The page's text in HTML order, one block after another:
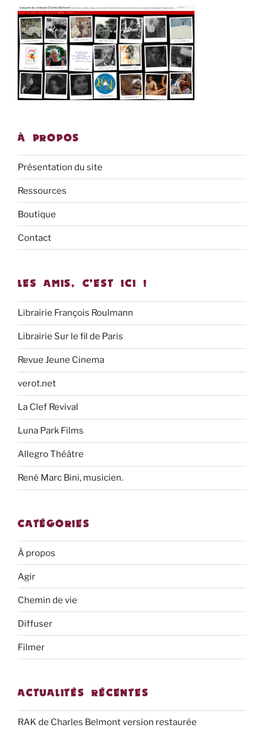
À PROPOS
Présentation du site
Ressources
Boutique
Contact
LES AMIS, C’EST ICI !
Librairie François Roulmann
Librairie Sur le fil de Paris
Revue Jeune Cinema
verot.net
La Clef Revival
Luna Park Films
Allegro Théâtre
René Marc Bini, musicien.
CATÉGORIES
À propos
Agir
Chemin de vie
Diffuser
Filmer
ACTUALITÉS RÉCENTES
RAK de Charles Belmont version restaurée